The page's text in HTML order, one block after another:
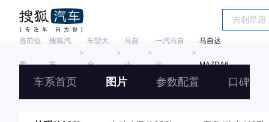
当前位
置:
搜狐汽
车
＞
车型大
全
＞
马自
达
＞
一汽马自
达
＞
马自达
MAZDA6
车系首页 图片 参数配置 口碑